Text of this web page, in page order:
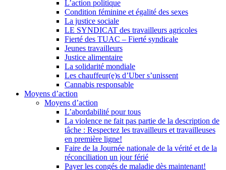
L’action politique
Condition féminine et égalité des sexes
La justice sociale
LE SYNDICAT des travailleurs agricoles
Fierté des TUAC – Fierté syndicale
Jeunes travailleurs
Justice alimentaire
La solidarité mondiale
Les chauffeur(e)s d’Uber s’unissent
Cannabis responsable
Moyens d’action
Moyens d’action
L’abordabilité pour tous
La violence ne fait pas partie de la description de
tâche : Respectez les travailleurs et travailleuses
en première ligne!
Faire de la Journée nationale de la vérité et de la
réconciliation un jour férié
Payer les congés de maladie dès maintenant!